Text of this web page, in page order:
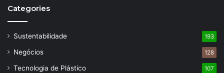
Categories
Sustentabilidade 193
Negócios 128
Tecnologia de Plástico 107